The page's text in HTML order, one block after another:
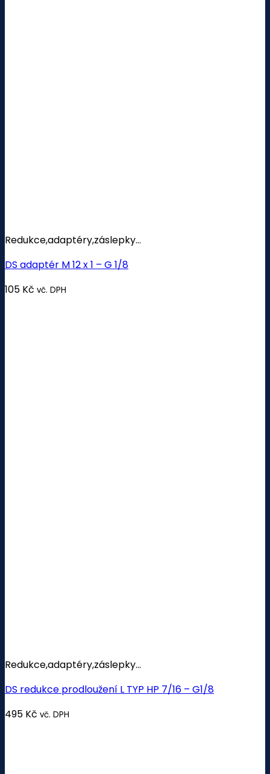
Redukce,adaptéry,záslepky...
DS adaptér M 12 x 1 – G 1/8
105 Kč vč. DPH
Redukce,adaptéry,záslepky...
DS redukce prodloužení L TYP HP 7/16 – G1/8
495 Kč vč. DPH